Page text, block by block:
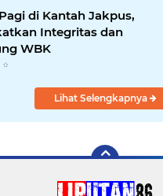
di Kantah Jakpus,
Integritas dan
WBK
Lihat Selengkapnya